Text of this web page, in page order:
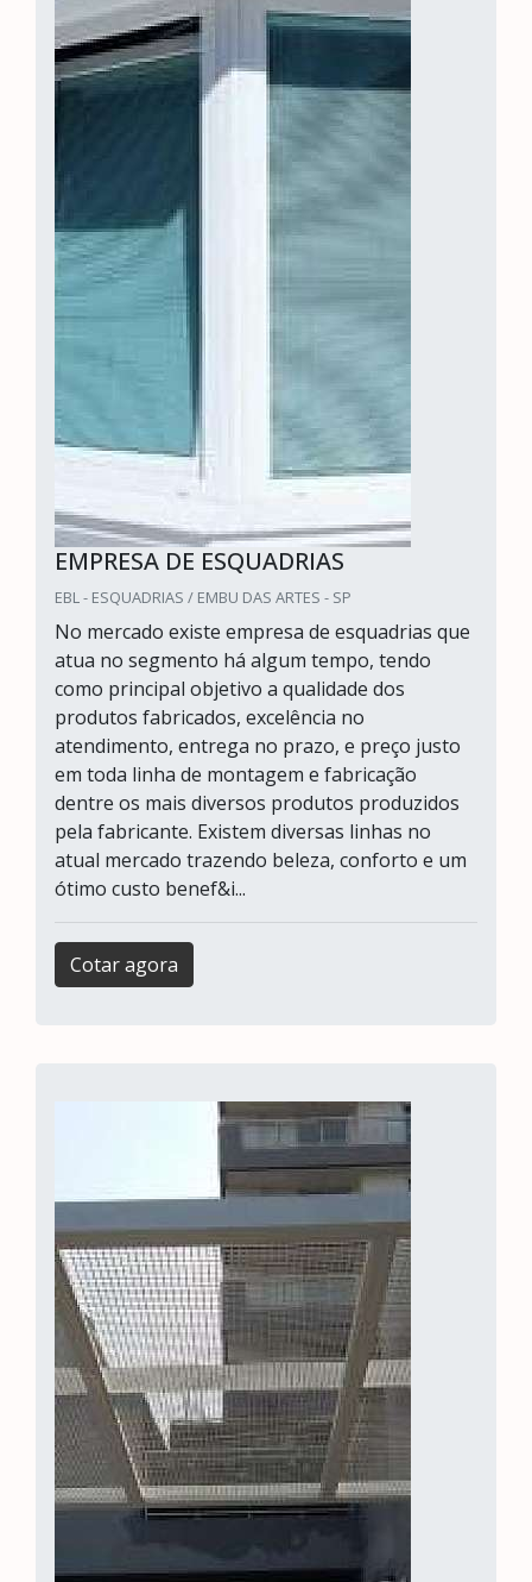
EMPRESA DE ESQUADRIAS
EBL - ESQUADRIAS / EMBU DAS ARTES - SP
No mercado existe empresa de esquadrias que
atua no segmento há algum tempo, tendo
como principal objetivo a qualidade dos
produtos fabricados, excelência no
atendimento, entrega no prazo, e preço justo
em toda linha de montagem e fabricação
dentre os mais diversos produtos produzidos
pela fabricante. Existem diversas linhas no
atual mercado trazendo beleza, conforto e um
ótimo custo benef&i...
Cotar agora